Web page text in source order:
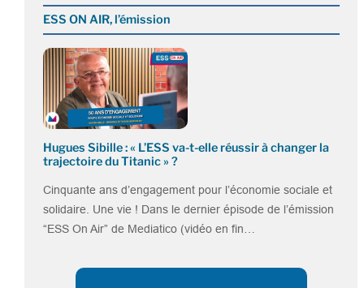
ESS ON AIR, l’émission
Hugues Sibille : « L’ESS va-t-elle réussir à changer la
trajectoire du Titanic » ?
Cinquante ans d’engagement pour l’économie sociale et
solidaire. Une vie ! Dans le dernier épisode de l’émission
“ESS On Air” de Mediatico (vidéo en fin…